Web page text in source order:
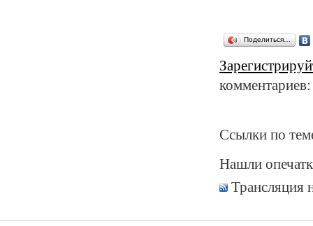
Поделиться…
Ссылки по
Нашли
Трансляция